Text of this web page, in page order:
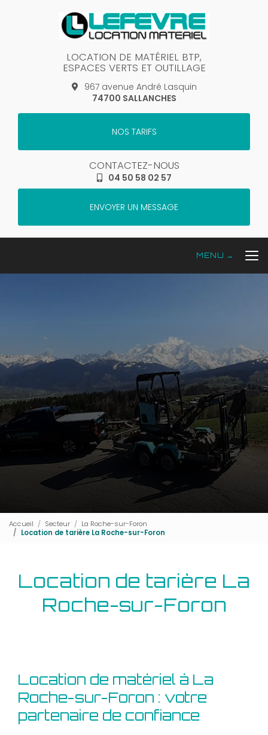
LOCATION DE MATÉRIEL BTP,
ESPACES VERTS ET OUTILLAGE
967 avenue André Lasquin
74700 SALLANCHES
NOS TARIFS
CONTACTEZ-NOUS
04 50 58 02 57
ENVOYER UN MESSAGE
Accueil Secteur
La Roche-sur-Foron
Location de tarière La Roche-sur-Foron
Location de tarière La
Roche-sur-Foron
Location de matériel à La
Roche-sur-Foron : votre
partenaire de confiance